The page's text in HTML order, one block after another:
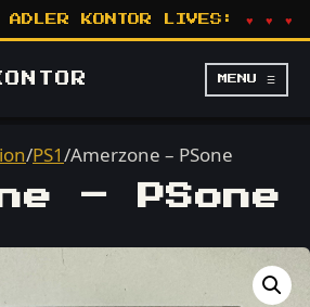
ADLER KONTOR LIVES: ♥ ♥ ♥
MENU ☰
/PS1/Amerzone – PSone
– PSone